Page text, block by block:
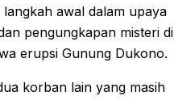
awal dalam upaya
pengungkapan misteri di
erupsi Gunung Dukono.
korban lain yang masih